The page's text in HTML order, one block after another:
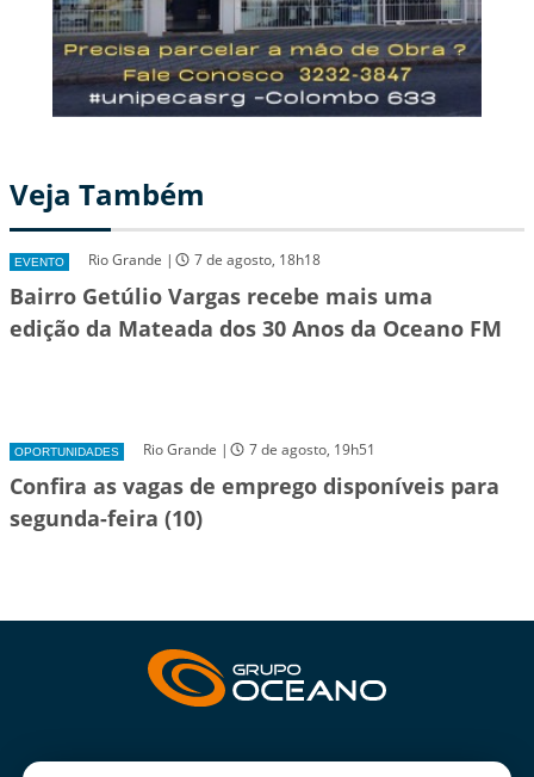
Veja Também
EVENTO Rio Grande | 7 de agosto, 18h18
Bairro Getúlio Vargas recebe mais uma
edição da Mateada dos 30 Anos da Oceano FM
OPORTUNIDADES Rio Grande | 7 de agosto, 19h51
Confira as vagas de emprego disponíveis para
segunda-feira (10)